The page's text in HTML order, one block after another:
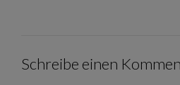
Schreibe einen